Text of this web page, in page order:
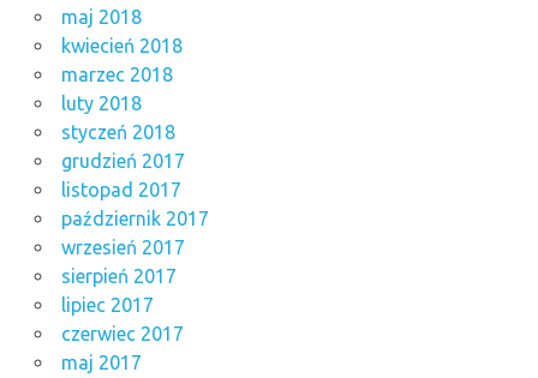
maj 2018
kwiecień 2018
marzec 2018
luty 2018
styczeń 2018
grudzień 2017
listopad 2017
październik 2017
wrzesień 2017
sierpień 2017
lipiec 2017
czerwiec 2017
maj 2017